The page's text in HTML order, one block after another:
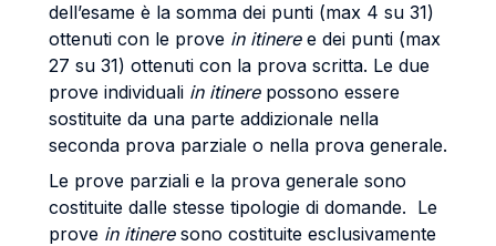
dell’esame è la somma dei punti (max 4 su 31)
ottenuti con le prove in itineree dei punti (max
27 su 31) ottenuti con la prova scritta. Le due
prove individuali in itinere possono essere
sostituite da una parte addizionale nella
seconda prova parziale o nella prova generale.
Le prove parziali e la prova generale sono
costituite dalle stesse tipologie di domande. Le
prove in itineresono costituite esclusivamente